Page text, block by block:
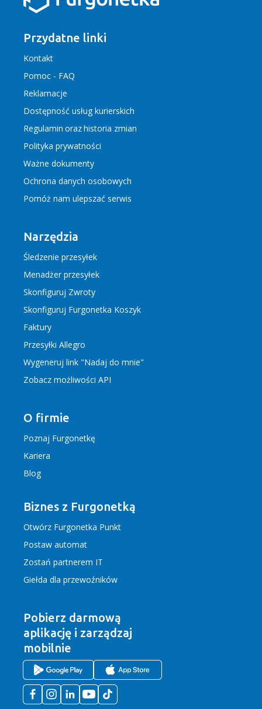
Przydatne linki
Kontakt
Pomoc - FAQ
Reklamacje
Dostępność usług kurierskich
Regulamin orazhistoria zmian
Polityka prywatności
Ważne dokumenty
Ochrona danych osobowych
Pomóż nam ulepszać serwis
Narzędzia
Śledzenie przesyłek
Menadżer przesyłek
Skonfiguruj Zwroty
Skonfiguruj Furgonetka Koszyk
Faktury
Przesyłki Allegro
Wygeneruj link "Nadaj do mnie"
Zobacz możliwości API
O firmie
Poznaj Furgonetkę
Kariera
Blog
Biznes z Furgonetką
Otwórz Furgonetka Punkt
Postaw automat
Zostań partnerem IT
Giełda dla przewoźników
Pobierz darmową
aplikację i zarządzaj
mobilnie